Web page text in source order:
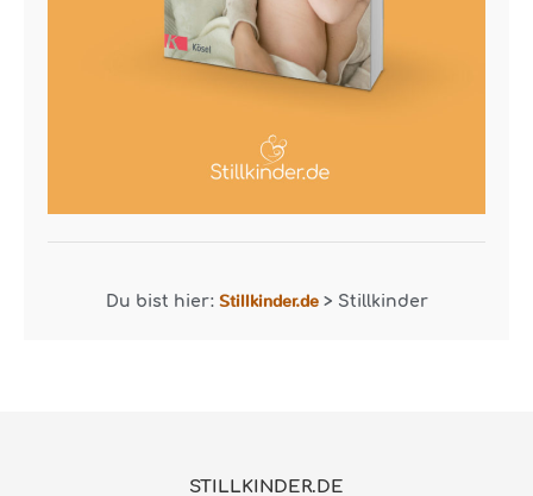
Du bist hier: Stillkinder.de> Stillkinder
STILLKINDER.DE